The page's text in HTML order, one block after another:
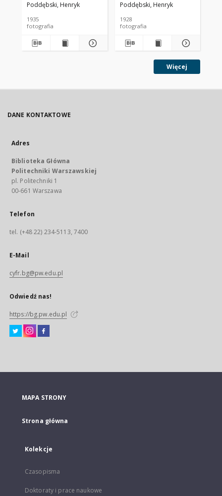
Poddębski, Henryk
1935
fotografia
Poddębski, Henryk
1928
fotografia
Więcej
DANE KONTAKTOWE
Adres
Biblioteka Główna
Politechniki Warszawskiej
pl. Politechniki 1
00-661 Warszawa
Telefon
tel. (+48 22) 234-5113, 7400
E-Mail
cyfr.bg@pw.edu.pl
Odwiedź nas!
https://bg.pw.edu.pl
MAPA STRONY
Strona główna
Kolekcje
Czasopisma
Doktoraty i prace naukowe